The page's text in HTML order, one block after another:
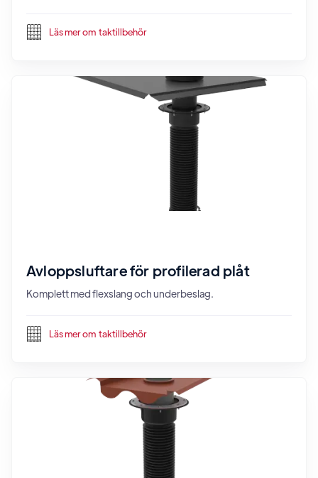
Läs mer om taktillbehör
Avloppsluftare för profilerad plåt
Komplett med flexslang och underbeslag.
Läs mer om taktillbehör